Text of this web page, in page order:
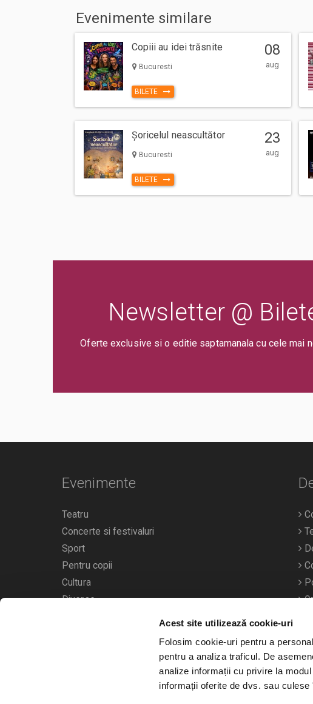
Acest site utilizează cookie-uri
Folosim cookie-uri pentru a
pentru a analiza traficul. De
analize informații cu privire la
informații oferite de dvs. sau
Evenimente similare
Copiii au idei trăsnite
Bucuresti
BILETE
08
aug
Șoricelul neascultător
Bucuresti
BILETE
23
aug
Newsletter @
Oferte exclusive si o editie saptamanala cu cele mai
Evenimente
Teatru
Concerte si festivaluri
Sport
Pentru copii
Cultura
Diverse
Calendarul evenimentelor